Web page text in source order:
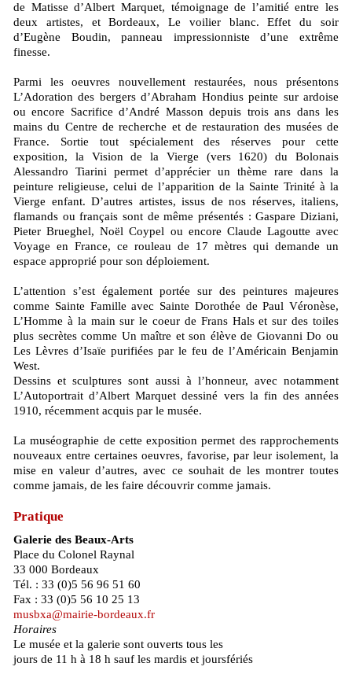
de Matisse d’Albert Marquet, témoignage de l’amitié entre les
deux artistes, et Bordeaux, Le voilier blanc. Effet du soir
d’Eugène Boudin, panneau impressionniste d’une extrême
finesse.
Parmi les oeuvres nouvellement restaurées, nous présentons
L’Adoration des bergers d’Abraham Hondius peinte sur ardoise
ou encore Sacrifice d’André Masson depuis trois ans dans les
mains du Centre de recherche et de restauration des musées de
France. Sortie tout spécialement des réserves pour cette
exposition, la Vision de la Vierge (vers 1620) du Bolonais
Alessandro Tiarini permet d’apprécier un thème rare dans la
peinture religieuse, celui de l’apparition de la Sainte Trinité à la
Vierge enfant. D’autres artistes, issus de nos réserves, italiens,
flamands ou français sont de même présentés : Gaspare Diziani,
Pieter Brueghel, Noël Coypel ou encore Claude Lagoutte avec
Voyage en France, ce rouleau de 17 mètres qui demande un
espace approprié pour son déploiement.
L’attention s’est également portée sur des peintures majeures
comme Sainte Famille avec Sainte Dorothée de Paul Véronèse,
L’Homme à la main sur le coeur de Frans Hals et sur des toiles
plus secrètes comme Un maître et son élève de Giovanni Do ou
Les Lèvres d’Isaïe purifiées par le feu de l’Américain Benjamin
West.
Dessins et sculptures sont aussi à l’honneur, avec notamment
L’Autoportrait d’Albert Marquet dessiné vers la fin des années
1910, récemment acquis par le musée.
La muséographie de cette exposition permet des rapprochements
nouveaux entre certaines oeuvres, favorise, par leur isolement, la
mise en valeur d’autres, avec ce souhait de les montrer toutes
comme jamais, de les faire découvrir comme jamais.
Pratique
Galerie des Beaux-Arts
Place du Colonel Raynal
33 000 Bordeaux
Tél. : 33 (0)5 56 96 51 60
Fax : 33 (0)5 56 10 25 13
musbxa@mairie-bordeaux.fr
Horaires
Le musée et la galerie sont ouverts tous les
jours de 11 h à 18 h sauf les mardis et joursfériés